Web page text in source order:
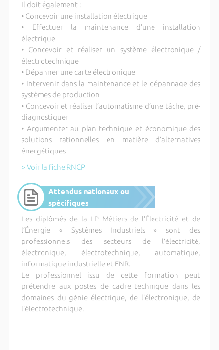
Il doit également :
• Concevoir une installation électrique
• Effectuer la maintenance d’une installation
électrique
• Concevoir et réaliser un système électronique /
électrotechnique
• Dépanner une carte électronique
• Intervenir dans la maintenance et le dépannage des
systèmes de production
• Concevoir et réaliser l’automatisme d’une tâche, pré-
diagnostiquer
• Argumenter au plan technique et économique des
solutions rationnelles en matière d’alternatives
énergétiques
> Voir la fiche RNCP
Attendus nationaux ou
spécifiques
Les diplômés de la LP Métiers de l’Électricité et de
l’Énergie « Systèmes Industriels » sont des
professionnels des secteurs de l’électricité,
électronique, électrotechnique, automatique,
informatique industrielle et ENR.
Le professionnel issu de cette formation peut
prétendre aux postes de cadre technique dans les
domaines du génie électrique, de l’électronique, de
l’électrotechnique.